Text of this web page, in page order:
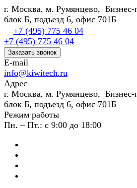
г. Москва, м. Румянцево, Бизнес-
блок Б, подъезд 6, офис 701Б
+7 (495) 775 46 04
+7 (495) 775 46 04
Заказать звонок
E-mail
info@kiwitech.ru
Адрес
г. Москва, м. Румянцево, Бизнес-
блок Б, подъезд 6, офис 701Б
Режим работы
Пн. – Пт.: с 9:00 до 18:00